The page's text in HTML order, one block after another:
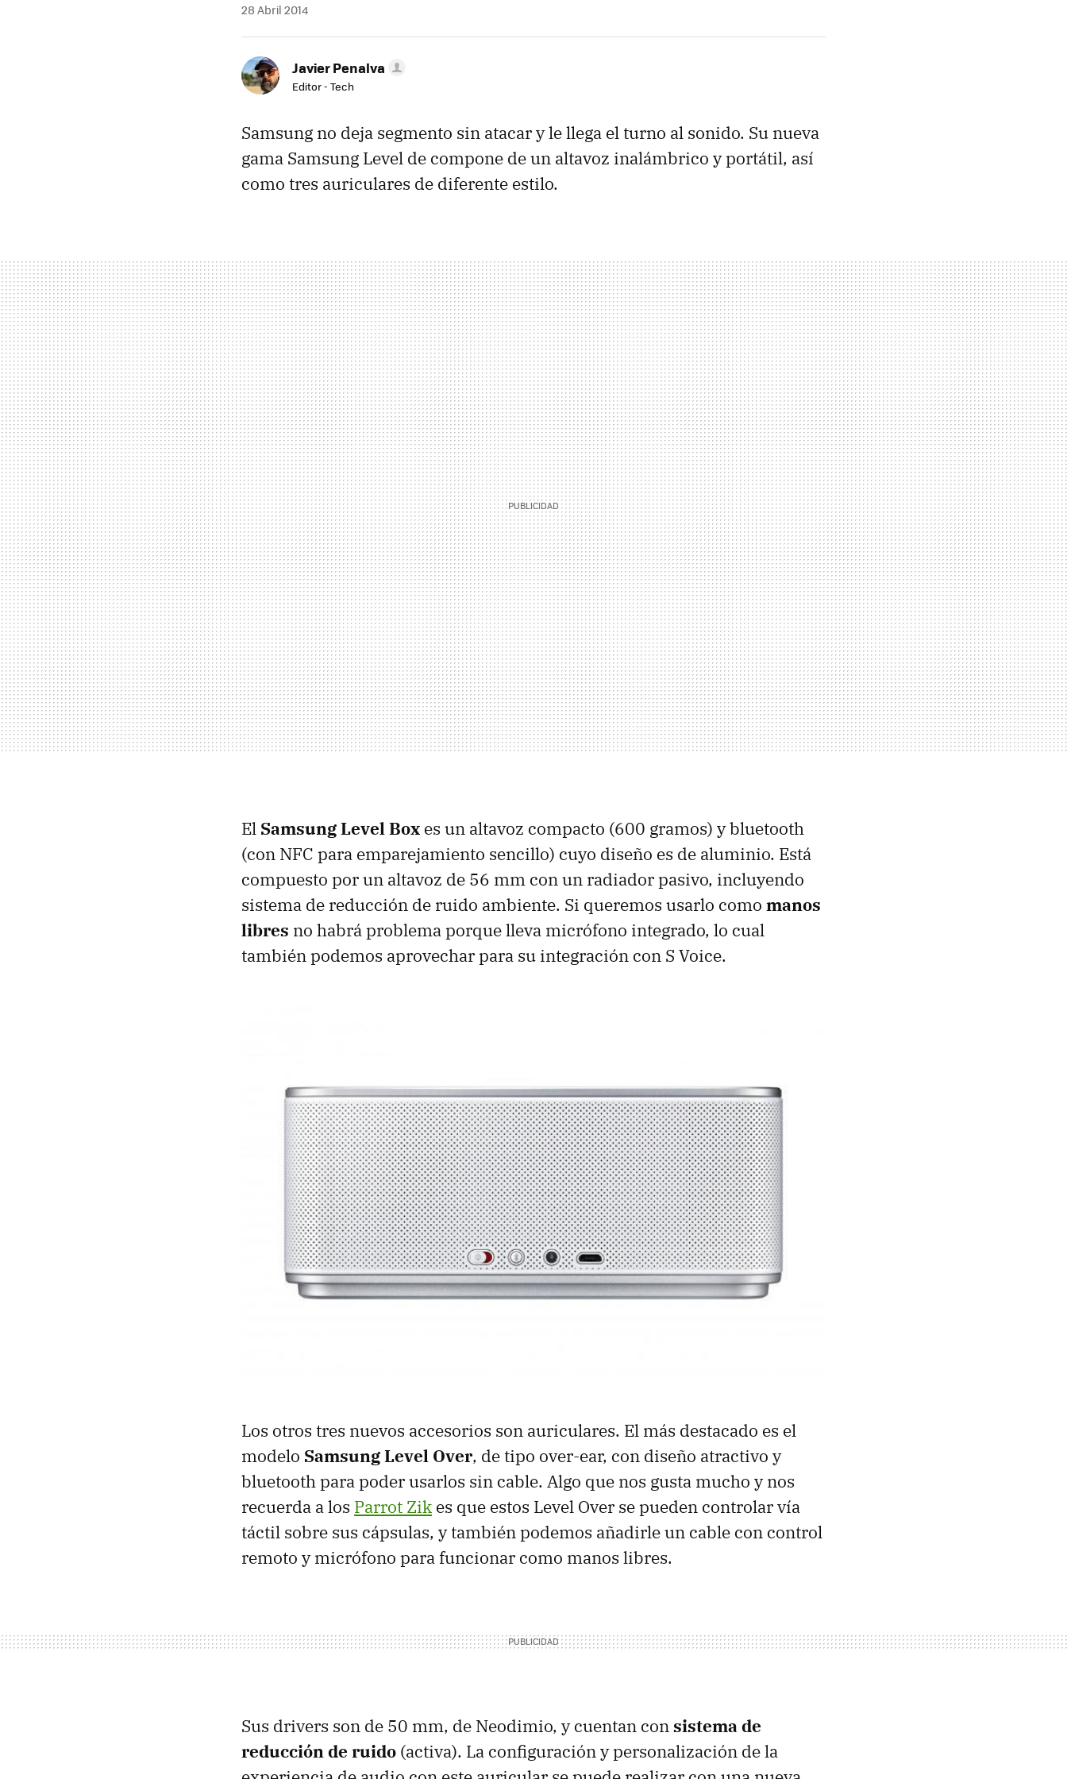
28 Abril 2014
Javier Penalva
Editor - Tech
Samsung no deja segmento sin atacar y le llega el turno al sonido. Su nueva
gama Samsung Level de compone de un altavoz inalámbrico y portátil, así
como tres auriculares de diferente estilo.
El Samsung Level Box es un altavoz compacto (600 gramos) y bluetooth
(con NFC para emparejamiento sencillo) cuyo diseño es de aluminio. Está
compuesto por un altavoz de 56 mm con un radiador pasivo, incluyendo
sistema de reducción de ruido ambiente. Si queremos usarlo como manos
libres no habrá problema porque lleva micrófono integrado, lo cual
también podemos aprovechar para su integración con S Voice.
Los otros tres nuevos accesorios son auriculares. El más destacado es el
modelo Samsung Level Over, de tipo over-ear, con diseño atractivo y
bluetooth para poder usarlos sin cable. Algo que nos gusta mucho y nos
recuerda a los Parrot Zik es que estos Level Over se pueden controlar vía
táctil sobre sus cápsulas, y también podemos añadirle un cable con control
remoto y micrófono para funcionar como manos libres.
Sus drivers son de 50 mm, de Neodimio, y cuentan consistema de
reducción de ruido (activa). La configuración y personalización de la